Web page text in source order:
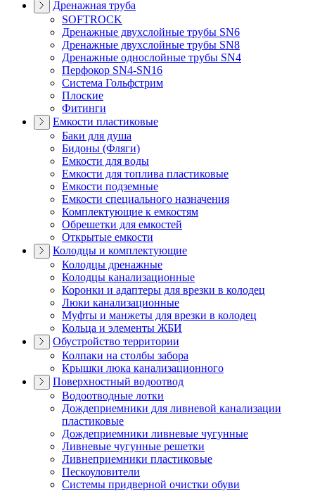
Дренажная труба
SOFTROCK
Дренажные двухслойные трубы SN6
Дренажные двухслойные трубы SN8
Дренажные однослойные трубы SN4
Перфокор SN4-SN16
Система Гольфстрим
Плоские
Фитинги
Емкости пластиковые
Баки для душа
Бидоны (Фляги)
Емкости для воды
Емкости для топлива пластиковые
Емкости подземные
Емкости специального назначения
Комплектующие к емкостям
Обрешетки для емкостей
Открытые емкости
Колодцы и комплектующие
Колодцы дренажные
Колодцы канализационные
Коронки и адаптеры для врезки в колодец
Люки канализационные
Муфты и манжеты для врезки в колодец
Кольца и элементы ЖБИ
Обустройство территории
Колпаки на столбы забора
Крышки люка канализационного
Поверхностный водоотвод
Водоотводные лотки
Дождеприемники для ливневой канализации
пластиковые
Дождеприемники ливневые чугунные
Ливневые чугунные решетки
Ливнеприемники пластиковые
Пескоуловители
Системы придверной очистки обуви